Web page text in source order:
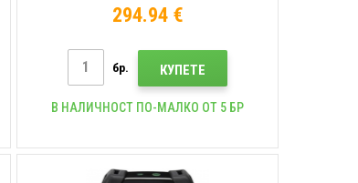
294.94 €
бр. КУПЕТЕ
В НАЛИЧНОСТ ПО-МАЛКО ОТ 5 БР